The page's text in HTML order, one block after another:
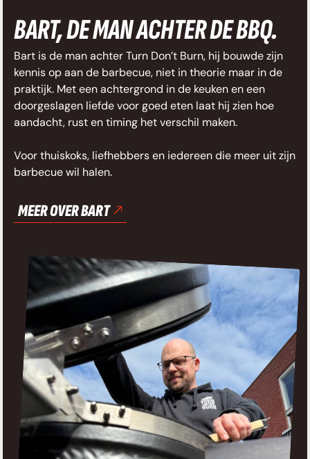
BART, DE MAN ACHTER DE BBQ.
Bart is de man achter Turn Don’t Burn, hij bouwde zijn
kennis op aan de barbecue, niet in theorie maar in de
praktijk. Met een achtergrond in de keuken en een
doorgeslagen liefde voor goed eten laat hij zien hoe
aandacht, rust en timing het verschil maken.
Voor thuiskoks, liefhebbers en iedereen die meer uit zijn
barbecue wil halen.
MEER OVER BART